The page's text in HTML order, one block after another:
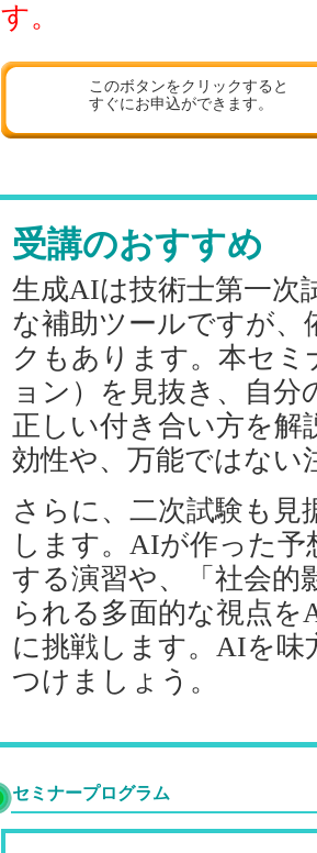
す。
このボタンをクリックすると
すぐにお申込ができます。
受講のおすすめ
生成AIは技術士第一次
な補助ツールですが
クもあります。本セ
ョン）を見抜き、自
正しい付き合い方を解
効性や、万能ではない
さらに、二次試験も
します。AIが作った予
する演習や、「社会的
られる多面的な視点
に挑戦します。AIを味
つけましょう。
セミナープログラム